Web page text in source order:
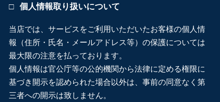
個人情報取り扱いについて
当店では、サービスをご利用いただいたお客様の個人情
報（住所・氏名・メールアドレス等）の保護については
最大限の注意を払っております。
個人情報は官公庁等の公的機関から法律に定める権限に
基づき開示を認められた場合以外は、事前の同意なく第
三者への開示は致しません。